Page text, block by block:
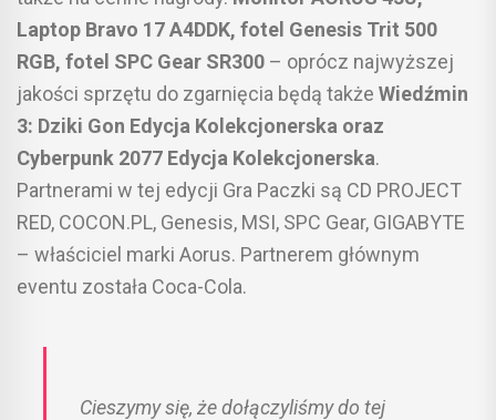
Laptop Bravo 17 A4DDK, fotel Genesis Trit 500
RGB, fotel SPC Gear SR300 – oprócz najwyższej
jakości sprzętu do zgarnięcia będą także Wiedźmin
3: Dziki Gon Edycja Kolekcjonerska oraz
Cyberpunk 2077 Edycja Kolekcjonerska.
Partnerami w tej edycji Gra Paczki są CD PROJECT
RED, COCON.PL, Genesis, MSI, SPC Gear, GIGABYTE
– właściciel marki Aorus. Partnerem głównym
eventu została Coca-Cola.
Cieszymy się, że dołączyliśmy do tej